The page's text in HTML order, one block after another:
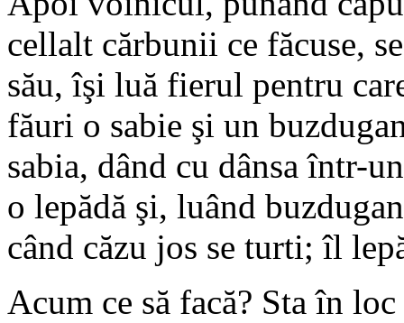
cellalt cărbunii ce făcuse,
său, îşi luă fierul pentru
făuri o sabie şi un
sabia, dând cu dânsa într-
o lepădă şi, luând
când căzu jos se turti; îl
Acum ce să facă? Sta în